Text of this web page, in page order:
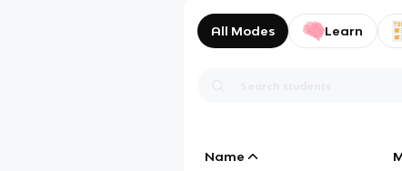
All Modes Learn
Name